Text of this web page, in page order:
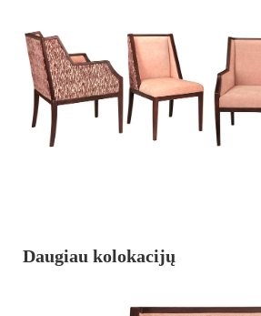
Daugiau kolokacijų